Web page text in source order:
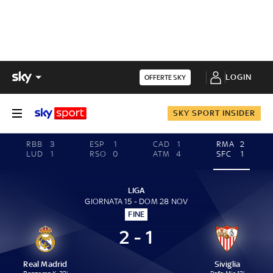
OFFERTE SKY LOGIN
SKY SPORT INSIDER
RBB
3
LUD
1
ESP
1
RSO
0
CAD
1
ATM
4
RMA
2
SFC
1
LIGA
GIORNATA 15 - DOM 28 NOV
FINE
Real Madrid
2 - 1
Siviglia